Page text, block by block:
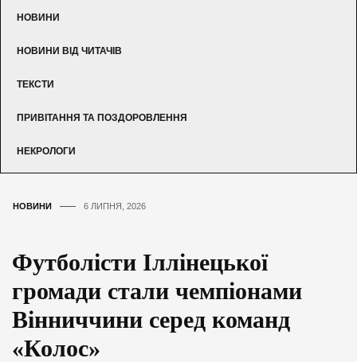
НОВИНИ
НОВИНИ ВІД ЧИТАЧІВ
ТЕКСТИ
ПРИВІТАННЯ ТА ПОЗДОРОВЛЕННЯ
НЕКРОЛОГИ
НОВИНИ 6 ЛИПНЯ, 2026
Футболісти Іллінецької
громади стали чемпіонами
Вінниччини серед команд
«Колос»